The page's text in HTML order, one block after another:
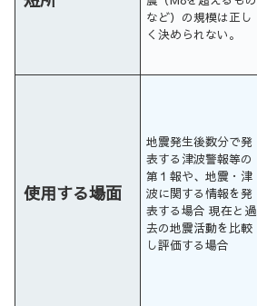
など）の規模は正し
く決められない。
使用する場面
地震発生後数分で発
表する津波警報等の
第１報や、地震・津
波に関する情報を発
表する場合 現在と過
去の地震活動を比較
し評価する場合